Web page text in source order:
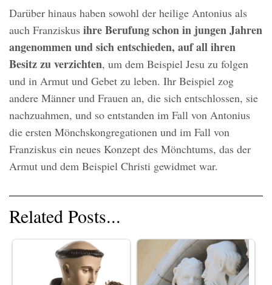
Darüber hinaus haben sowohl der heilige Antonius als
auch Franziskus ihre Berufung schon in jungen Jahren
angenommenund sich entschieden, auf all ihren
Besitz zu verzichten, um dem Beispiel Jesu zu folgen
und in Armut und Gebet zu leben. Ihr Beispiel zog
andere Männer und Frauen an, die sich entschlossen, sie
nachzuahmen, und so entstanden im Fall von Antonius
die ersten Mönchskongregationen und im Fall von
Franziskus ein neues Konzept des Mönchtums, das der
Armut und dem Beispiel Christi gewidmet war.
Related Posts...